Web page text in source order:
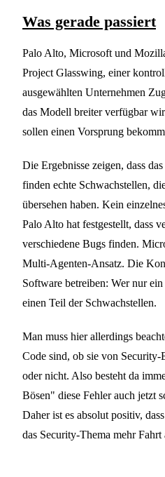
Was gerade passiert
Palo Alto, Microsoft und
Project Glasswing, einer
ausgewählten Unternehmen
das Modell breiter verfügbar
sollen einen Vorsprung
Die Ergebnisse zeigen, dass
finden echte Schwachstellen,
übersehen haben. Kein
Palo Alto hat festgestellt, dass
verschiedene Bugs finden.
Multi-Agenten-Ansatz. Die
Software betreiben: Wer nur
einen Teil der Schwachstellen.
Man muss hier allerdings
Code sind, ob sie von Security-
oder nicht. Also besteht da
Bösen" diese Fehler auch jetzt
Daher ist es absolut positiv,
das Security-Thema mehr Fahrt